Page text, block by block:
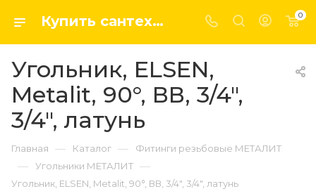
Купить сантехнику, системы отопление и водоснабжения оптом и в розницу в интернет-магазине elsen-opt.ru 0
Угольник, ELSEN,
Metalit, 90°, ВВ, 3/4",
3/4", латунь
Главная — Каталог — Фитинги резьбовые МЕТАЛИТ
— Угольники МЕТАЛИТ —
Угольник, ELSEN, Metalit, 90°, ВВ, 3/4", 3/4", латунь